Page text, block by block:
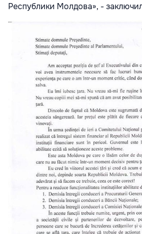
Республики Молдова», -